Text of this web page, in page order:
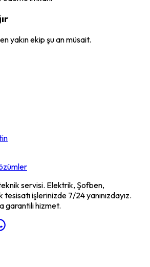
yakın ekip şu an müsait.
servisi. Elektrik, Şofben,
işlerinizde 7/24 yanınızdayız.
garantili hizmet.